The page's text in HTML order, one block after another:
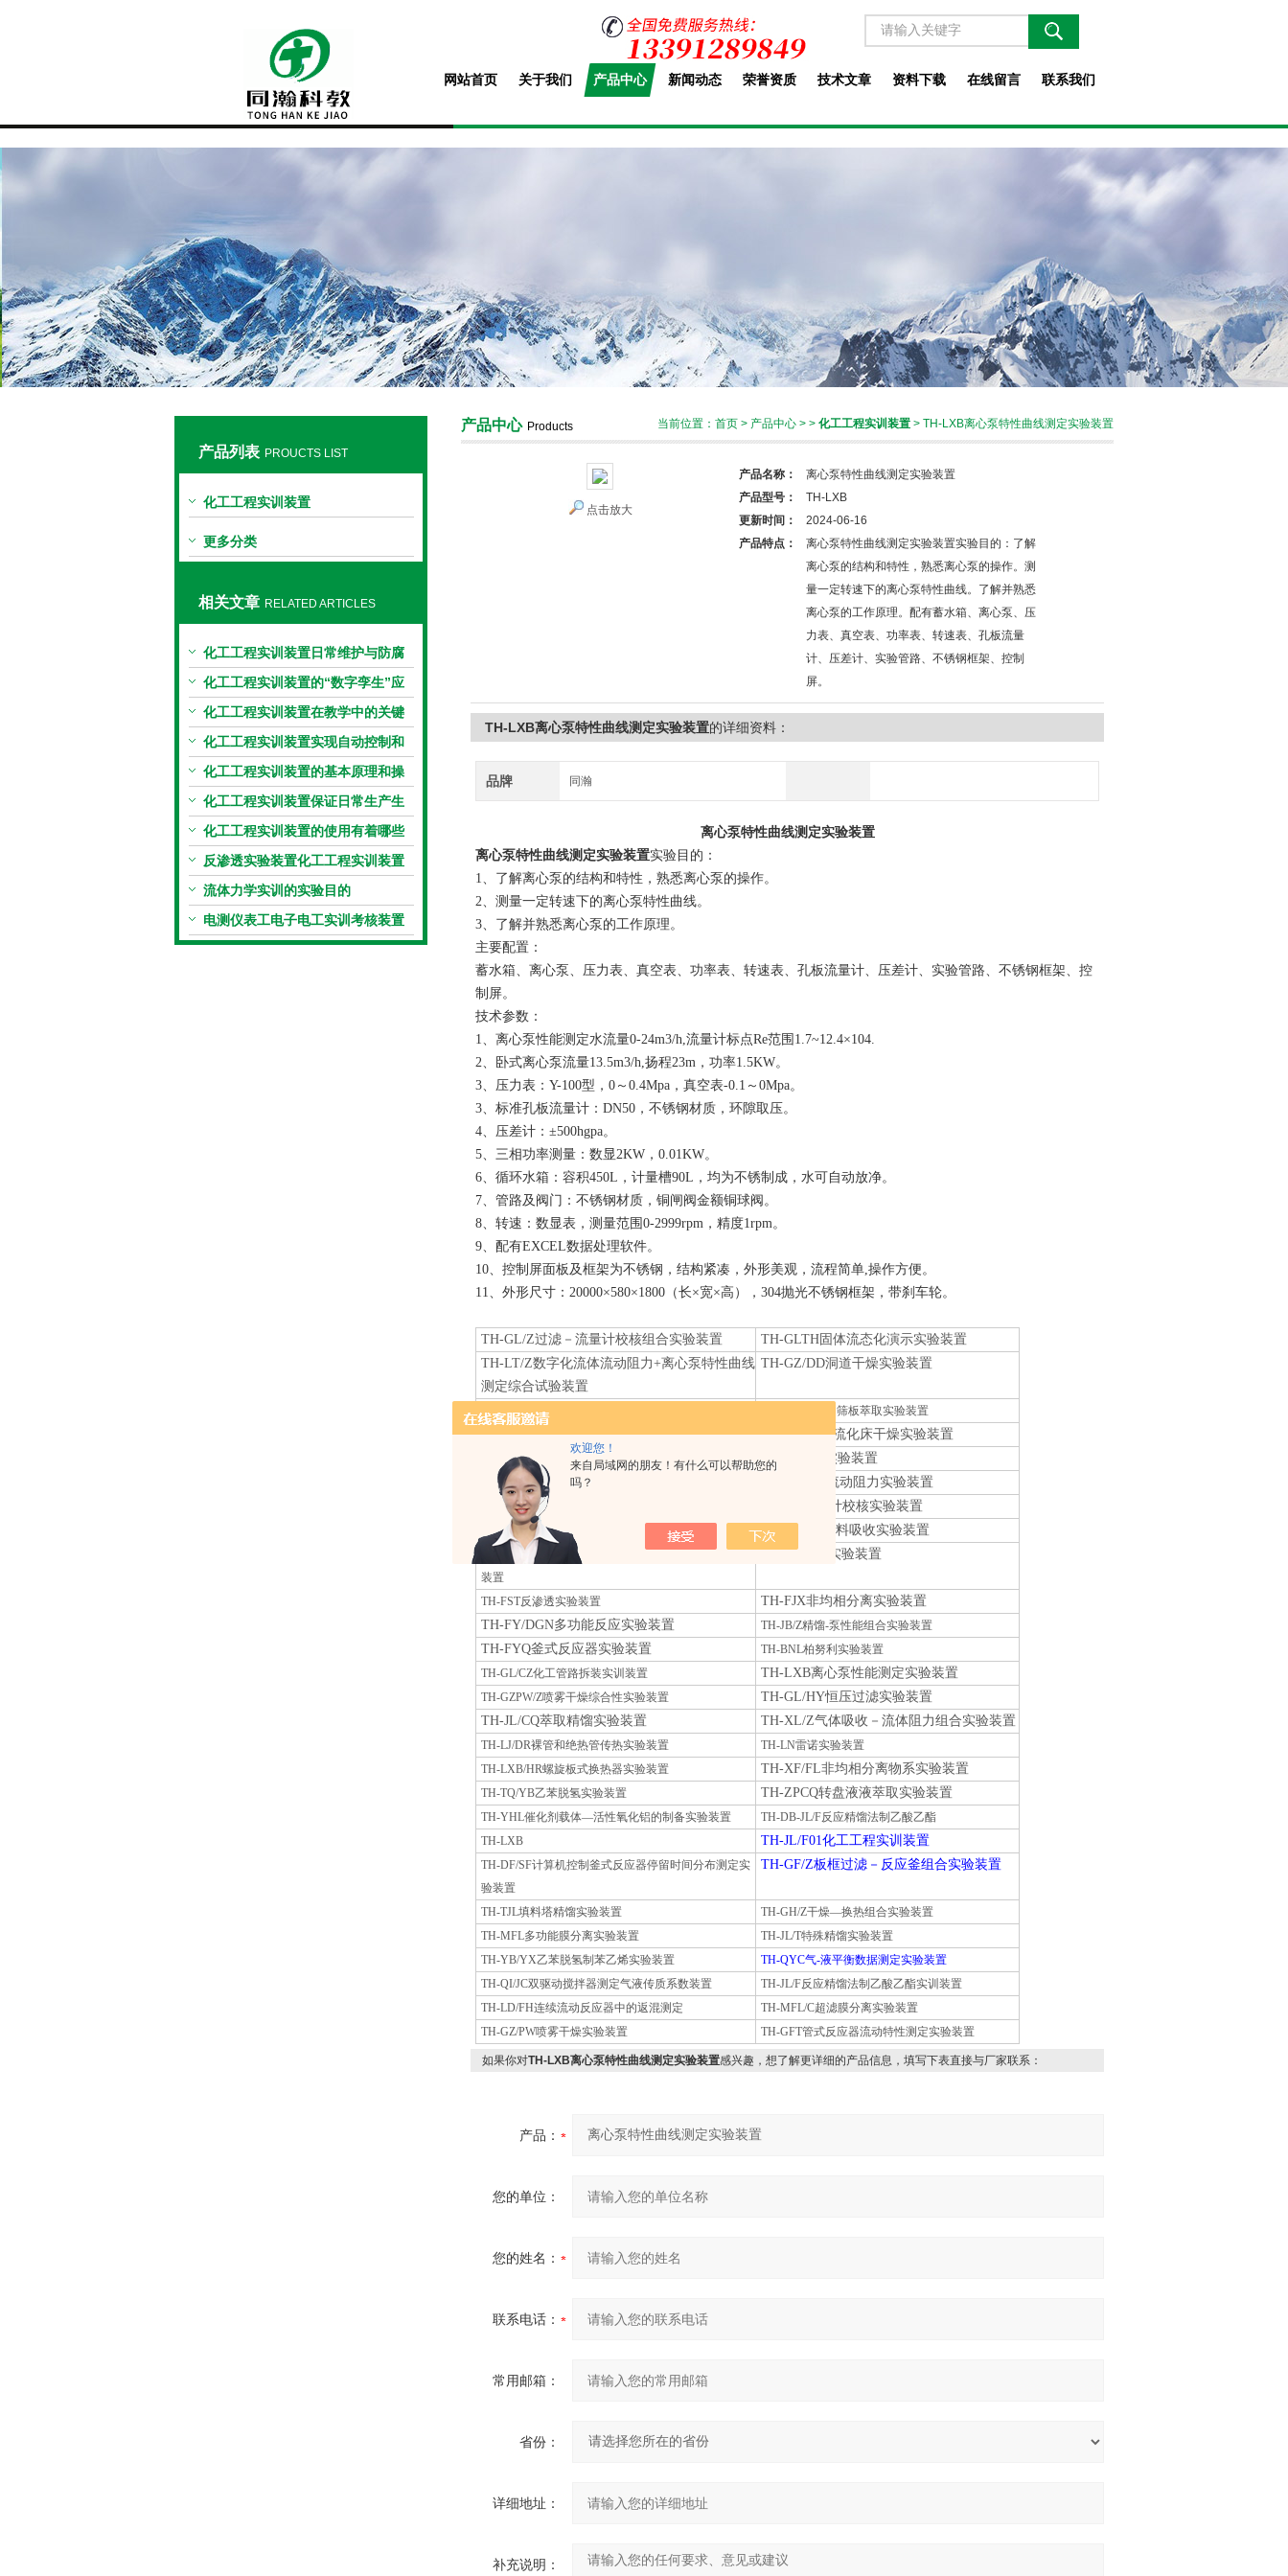
欢迎您！
来自局域网的朋友！有什么可以帮助您的
吗？
网站首页 关于我们 产品中心 新闻动态 荣誉资质 技术文章 资料下载 在线留言 联系我们
产品列表 PROUCTS LIST
化工工程实训装置
更多分类
相关文章 RELATED ARTICLES
化工工程实训装置日常维护与防腐
防泄漏技巧
化工工程实训装置的“数字孪生”应
用
化工工程实训装置在教学中的关键
角色
化工工程实训装置实现自动控制和
运行
化工工程实训装置的基本原理和操
作
化工工程实训装置保证日常生产生
活
化工工程实训装置的使用有着哪些
意义？
反渗透实验装置化工工程实训装置
的实际应用
流体力学实训的实验目的
电测仪表工电子电工实训考核装置
产品中心 Products 当前位置： 首页 > 产品中心 > > 化工工程实训装置 > TH-LXB离心泵特性曲线测定实验装置
点击放大
产品名称：
离心泵特性曲线测定实验装置
产品型号：
TH-LXB
更新时间：
2024-06-16
产品特点：
离心泵特性曲线测定实验装置实验目的：了解
离心泵的结构和特性，熟悉离心泵的操作。测
量一定转速下的离心泵特性曲线。了解并熟悉
离心泵的工作原理。配有蓄水箱、离心泵、压
力表、真空表、功率表、转速表、孔板流量
计、压差计、实验管路、不锈钢框架、控制
屏。
TH-LXB离心泵特性曲线测定实验装置的详细资料：
品牌 同瀚
离心泵特性曲线测定实验装置
离心泵特性曲线测定实验装置实验目的：
1、了解离心泵的结构和特性，熟悉离心泵的操作。
2、测量一定转速下的离心泵特性曲线。
3、了解并熟悉离心泵的工作原理。
主要配置：
蓄水箱、离心泵、压力表、真空表、功率表、转速表、孔板流量计、压差计、实验管路、不锈钢框架、控
制屏。
技术参数：
1、离心泵性能测定水流量0-24m3/h,流量计标点Re范围1.7~12.4×104.
2、卧式离心泵流量13.5m3/h,扬程23m，功率1.5KW。
3、压力表：Y-100型，0～0.4Mpa，真空表-0.1～0Mpa。
3、标准孔板流量计：DN50，不锈钢材质，环隙取压。
4、压差计：±500hgpa。
5、三相功率测量：数显2KW，0.01KW。
6、循环水箱：容积450L，计量槽90L，均为不锈制成，水可自动放净。
7、管路及阀门：不锈钢材质，铜闸阀金额铜球阀。
8、转速：数显表，测量范围0-2999rpm，精度1rpm。
9、配有EXCEL数据处理软件。
10、控制屏面板及框架为不锈钢，结构紧凑，外形美观，流程简单,操作方便。
11、外形尺寸：20000×580×1800（长×宽×高），304抛光不锈钢框架，带刹车轮。
TH-GL/Z过滤－流量计校核组合实验装置
TH-GLTH固体流态化演示实验装置
TH-LT/Z数字化流体流动阻力+离心泵特性曲线
测定综合试验装置
TH-GZ/DD洞道干燥实验装置
TH-JL/S筛板精馏塔实验装置
TH-CQ/SB振动筛板萃取实验装置
TH-JL/HF计算机控制恒沸精馏装置（连续操作型）
TH-GZ/LHC流化床干燥实验装置
TH-YC/TS乙醇脱水反应综合实验装置 TH-JL精馏实验装置
TH-BY/XF变压吸附实验装置 H-ZL流体流动阻力实验装置
TH-CH/GDC普通气固相固定床催化反应实验装置 TH-LX流量计校核实验装置
TH-CH/LHC气固相流化床催化反应实验装置 TH-XS/TL填料吸收实验装置
TH-DG/S洞道干燥器计算机数据采集和过程控制实验
装置
TH-CR传热实验装置
TH-FST反渗透实验装置
TH-FJX非均相分离实验装置
TH-FY/DGN多功能反应实验装置
TH-JB/Z精馏-泵性能组合实验装置
TH-FYQ釜式反应器实验装置
TH-BNL柏努利实验装置
TH-GL/CZ化工管路拆装实训装置
TH-LXB离心泵性能测定实验装置
TH-GZPW/Z喷雾干燥综合性实验装置
TH-GL/HY恒压过滤实验装置
TH-JL/CQ萃取精馏实验装置
TH-XL/Z气体吸收－流体阻力组合实验装置
TH-LJ/DR裸管和绝热管传热实验装置
TH-LN雷诺实验装置
TH-LXB/HR螺旋板式换热器实验装置
TH-XF/FL非均相分离物系实验装置
TH-TQ/YB乙苯脱氢实验装置 TH-ZPCQ转盘液液萃取实验装置
TH-YHL催化剂载体—活性氧化铝的制备实验装置
TH-DB-JL/F反应精馏法制乙酸乙酯
TH-LXB
TH-JL/F01化工工程实训装置
TH-DF/SF计算机控制釜式反应器停留时间分布测定实
验装置
TH-GF/Z板框过滤－反应釜组合实验装置
TH-TJL填料塔精馏实验装置
TH-GH/Z干燥—换热组合实验装置
TH-MFL多功能膜分离实验装置
TH-JL/T特殊精馏实验装置
TH-YB/YX乙苯脱氢制苯乙烯实验装置
TH-QYC气-液平衡数据测定实验装置
TH-QI/JC双驱动搅拌器测定气液传质系数装置
TH-JL/F反应精馏法制乙酸乙酯实训装置
TH-LD/FH连续流动反应器中的返混测定
TH-MFL/C超滤膜分离实验装置
TH-GZ/PW喷雾干燥实验装置
TH-GFT管式反应器流动特性测定实验装置
如果你对TH-LXB离心泵特性曲线测定实验装置感兴趣，想了解更详细的产品信息，填写下表直接与厂家联系：
产品：
您的单位：
您的姓名：
联系电话：
常用邮箱：
省份：
详细地址：
补充说明：